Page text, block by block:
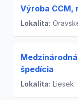
Výroba CCM,
Lokalita:
špedícia
Lokalita: Liesek